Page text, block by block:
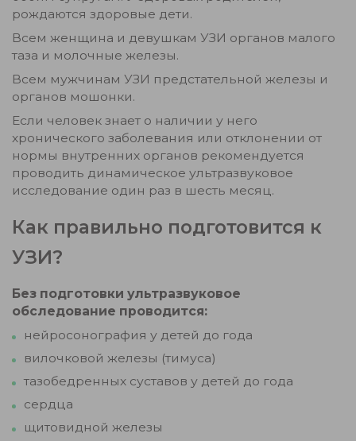
рождаются здоровые дети.
Всем женщина и девушкам УЗИ органов малого
таза и молочные железы.
Всем мужчинам УЗИ предстательной железы и
органов мошонки.
Если человек знает о наличии у него
хронического заболевания или отклонении от
нормы внутренних органов рекомендуется
проводить динамическое ультразвуковое
исследование один раз в шесть месяц.
Как правильно подготовится к
УЗИ?
Без подготовки ультразвуковое
обследование проводится:
нейросонография у детей до года
вилочковой железы (тимуса)
тазобедренных суставов у детей до года
сердца
щитовидной железы